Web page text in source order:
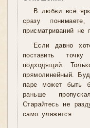
В любви всё
сразу
присматриваний не
Если давно
поставить
подходящий.
прямолинейный.
паре может быть
раньше
Старайтесь не
само уляжется.